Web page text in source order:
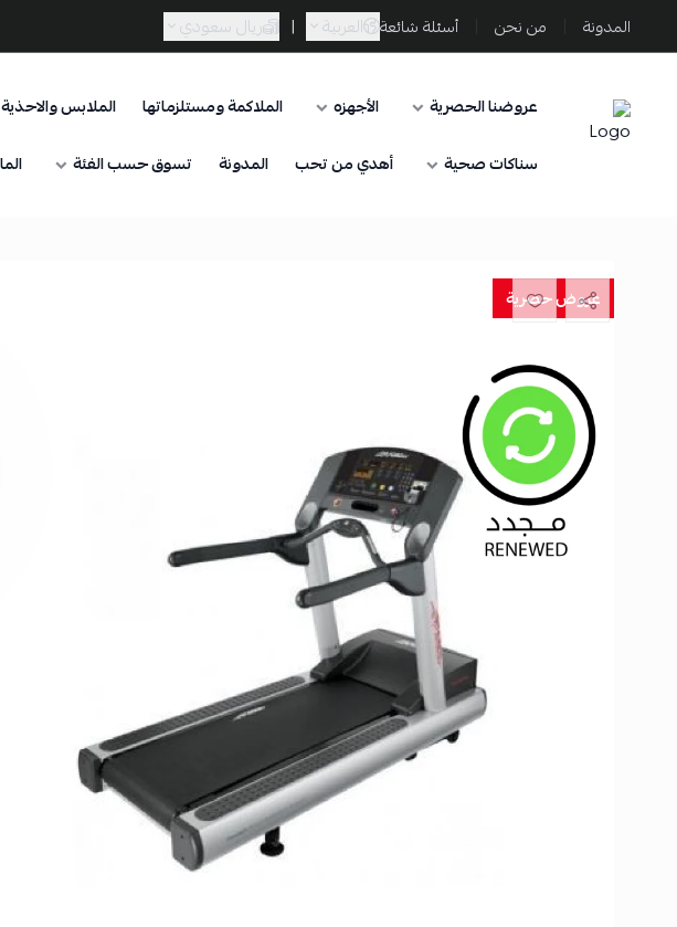
المدونة من نحن أسئلة شائعة العربية | ريال سعودي
Sporta
عروضنا الحصرية الأجهزه الملاكمة ومستلزماتها الملابس والاحذية
سناكات صحية
أهدي من تحب المدونة تسوق حسب الفئة
عروض حصرية